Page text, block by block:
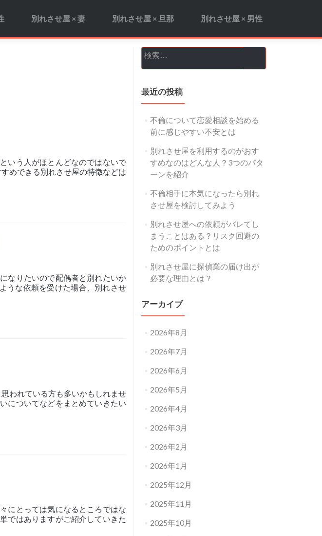
別れさせ屋 × 妻 別れさせ屋 × 旦那 別れさせ屋 × 男性
いう人がほとんどなのではないで
めできる別れさせ屋の特徴などは
なりたいので配偶者と別れたいか
うな依頼を受けた場合、別れさせ
われている方も多いかもしれませ
についてなどをまとめていきたい
にとっては気になるところではな
ではありますがご紹介していきた
検索:
最近の投稿
不倫について恋愛相談を始める
前に感じやすい不安とは
別れさせ屋を利用するのがおす
すめなのはどんな人？3つのパタ
ーンを紹介
不倫相手に本気になったら別れ
させ屋を検討してみよう
別れさせ屋への依頼がバレてし
まうことはある？リスク回避の
ためのポイントとは
別れさせ屋に探偵業の届け出が
必要な理由とは？
アーカイブ
2026年8月
2026年7月
2026年6月
2026年5月
2026年4月
2026年3月
2026年2月
2026年1月
2025年12月
2025年11月
2025年10月